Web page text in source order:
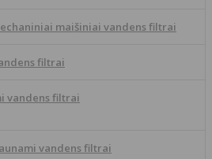
maišiniai vandens filtrai
filtrai
vandens filtrai
vandens filtrai